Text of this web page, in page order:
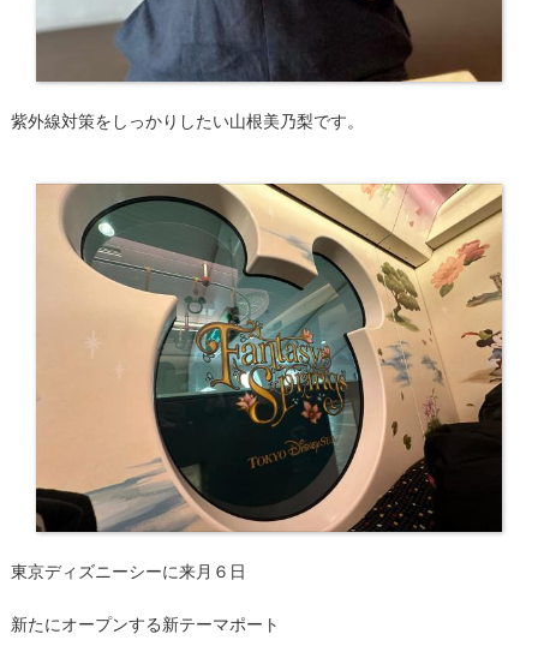
紫外線対策をしっかりしたい山根美乃梨です。
東京ディズニーシーに来月６日
新たにオープンする新テーマポート